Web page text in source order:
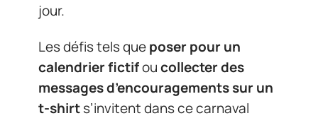
jour.
Les défis tels queposer pour un
calendrier fictifoucollecter des
messages d’encouragements sur un
t-shirts’invitent dans ce carnaval